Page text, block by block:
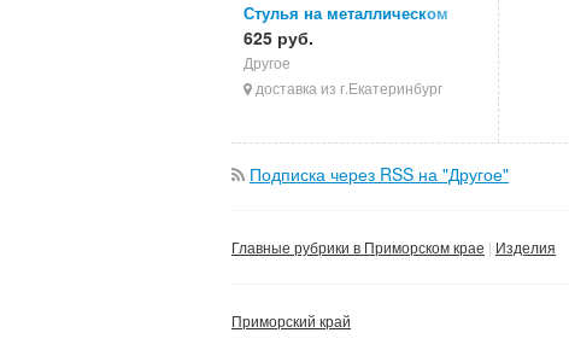
Стулья на металлическом
каркасе, стулья ИЗО, стулья
для персонала
625 руб.
Другое
доставка из г.Екатеринбург
Подписка через RSS на "Другое"
Главные рубрики в Приморском крае Изделия
Приморский край